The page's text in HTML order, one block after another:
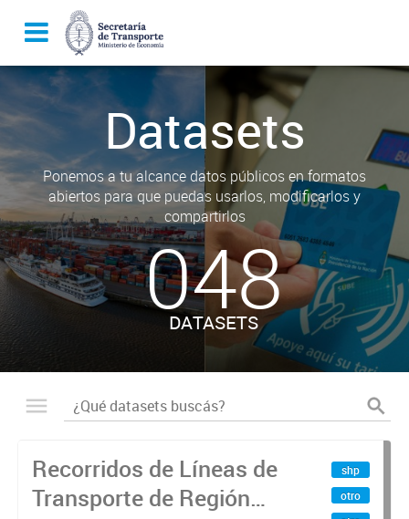
Datasets
Ponemos a tu alcance datos públicos en formatos
abiertos para que puedas usarlos, modificarlos y
compartirlos
048
DATASETS
Recorridos de Líneas de
Transporte de Región
shp
otro